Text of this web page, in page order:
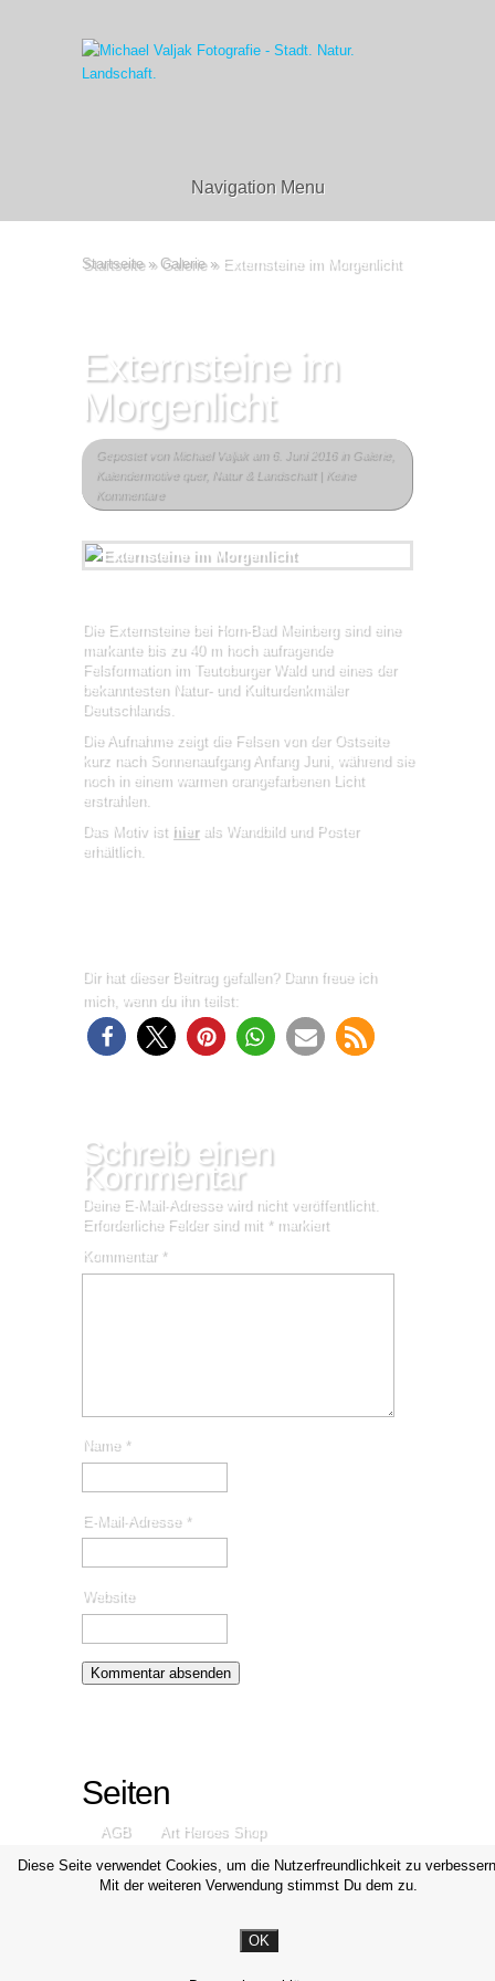
Navigation Menu
Startseite » Galerie »Externsteine im Morgenlicht
Externsteine im
Morgenlicht
Gepostet von Michael Valjakam 6. Juni 2016 in Galerie,
Kalendermotive quer, Natur & Landschaft| Keine
Kommentare
Die Externsteine bei Horn-Bad Meinberg sind eine
markante bis zu 40 m hoch aufragende
Felsformation im Teutoburger Wald und eines der
bekanntesten Natur- und Kulturdenkmäler
Deutschlands.
Die Aufnahme zeigt die Felsen von der Ostseite
kurz nach Sonnenaufgang Anfang Juni, während sie
noch in einem warmen orangefarbenen Licht
erstrahlen.
Das Motiv ist hierals Wandbild und Poster
erhältlich.
Dir hat dieser Beitrag gefallen? Dann freue ich
mich, wenn du ihn teilst:
Schreib einen
Kommentar
Deine E-Mail-Adresse wird nicht veröffentlicht.
Erforderliche Felder sind mit *markiert
Kommentar *
Name *
E-Mail-Adresse *
Website
Seiten
AGB
Art Heroes Shop
Datenschutzerklärung
Disclaimer
Impressum
Kontakt
Diese Seite verwendet Cookies, um die Nutzerfreundlichkeit zu
Mit der weiteren Verwendung stimmst Du dem zu.
OK